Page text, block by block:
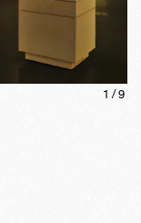
1/9